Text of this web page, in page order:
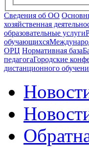
Сведения об ОО
хозяйственная
образовательные услуги
обучающихся
ОРЦ Нормативная база
педагогаГородские
дистанционного